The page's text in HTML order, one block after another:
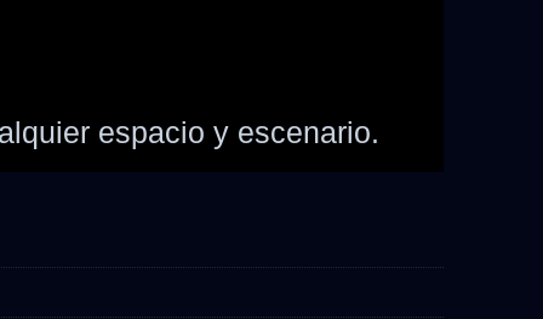
espacio y escenario.